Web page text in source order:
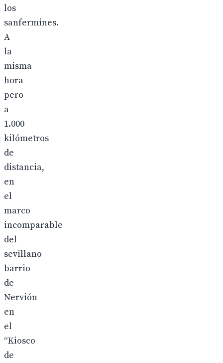
los
sanfermines.
A
la
misma
hora
pero
a
1.000
kilómetros
de
distancia,
en
el
marco
incomparable
del
sevillano
barrio
de
Nervión
en
el
“Kiosco
de